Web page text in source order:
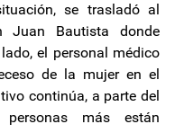
se trasladó al
Juan Bautista donde
el personal médico
de la mujer en el
continúa, a parte del
más están